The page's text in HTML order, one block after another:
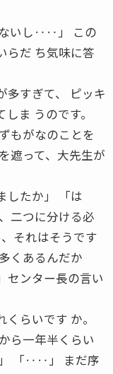
ないし‥‥」 この
らだ ち気味に答
多すぎて、 ピッキ
ま うのです。
もがなのことを
遮って、大先生が
したか」 「は
二つに分ける必
それはそうです
くあるんだか
ンター長の言い
らいです か。
ら一年半くらい
「‥‥」 まだ序